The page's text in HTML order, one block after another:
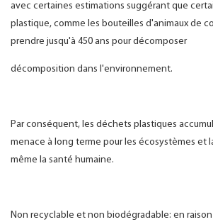
avec certaines estimations suggérant que
plastique, comme les bouteilles d'animaux de
prendre jusqu'à 450 ans pour décomposer
décomposition dans l'environnement.
Par conséquent, les déchets plastiques
menace à long terme pour les écosystèmes et
même la santé humaine.
Non recyclable et non biodégradable: en